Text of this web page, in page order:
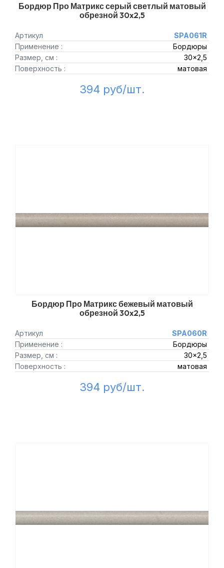
Бордюр Про Матрикс серый светлый матовый
обрезной 30x2,5
Артикул
SPA061R
Применение :
Бордюры
Размер, см :
30x2,5
Поверхность :
матовая
394 руб/шт.
Бордюр Про Матрикс бежевый матовый
обрезной 30x2,5
Артикул
SPA060R
Применение :
Бордюры
Размер, см :
30x2,5
Поверхность :
матовая
394 руб/шт.